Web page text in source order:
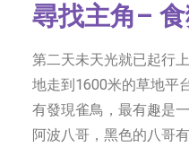
尋找主角–
第二天未天光就已起行
地走到1600米的草地平
有發現雀鳥，最有趣是
阿波八哥，黑色的八哥